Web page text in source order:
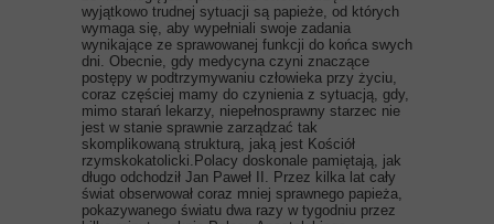
wyjątkowo trudnej sytuacji są papieże, od których
wymaga się, aby wypełniali swoje zadania
wynikające ze sprawowanej funkcji do końca swych
dni. Obecnie, gdy medycyna czyni znaczące
postępy w podtrzymywaniu człowieka przy życiu,
coraz częściej mamy do czynienia z sytuacją, gdy,
mimo starań lekarzy, niepełnosprawny starzec nie
jest w stanie sprawnie zarządzać tak
skomplikowaną strukturą, jaką jest Kościół
rzymskokatolicki.Polacy doskonale pamiętają, jak
długo odchodził Jan Paweł II. Przez kilka lat cały
świat obserwował coraz mniej sprawnego papieża,
pokazywanego światu dwa razy w tygodniu przez